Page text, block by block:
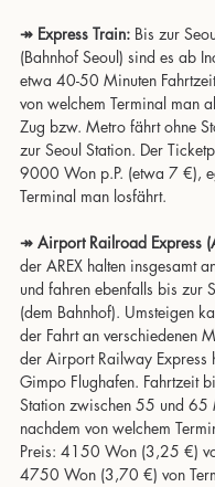
↠ Express Train: Bis zur
(Bahnhof Seoul) sind es ab
etwa 40-50 Minuten
von welchem Terminal man
Zug bzw. Metro fährt ohne
zur Seoul Station. Der
9000 Won p.P. (etwa 7 €),
Terminal man losfährt.
↠ Airport Railroad Express
der AREX halten insgesamt
und fahren ebenfalls bis zur
(dem Bahnhof). Umsteigen
der Fahrt an verschiedenen
der Airport Railway Express
Gimpo Flughafen. Fahrtzeit
Station zwischen 55 und 65
nachdem von welchem
Preis: 4150 Won (3,25 €)
4750 Won (3,70 €) von